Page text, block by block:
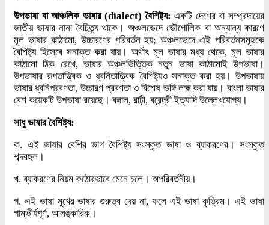
উপভাষা বা আঞ্চলিক ভাষার (dialect) বৈশিষ্ট্য: একটি দেশের বা সম্প্রদায়ের
জাতীয় ভাষার নানা বৈচিত্র্য থাকে। অঞ্চলভেদে ভৌগোলিক বা অন্যান্য কারণে
মূল ভাষার কাঠামো, উচ্চারণের পরিবর্তন হয়; অঞ্চলভেদে এই পরিবর্তনসমূহকে
বৈশিষ্ট্য হিসেবে সনাক্ত করা যায়। অর্থাৎ মূল ভাষার মধ্য থেকে, মূল ভাষার
কাঠামো ঠিক রেখে, ভাষার অঞ্চলভিত্তিক নতুন ভাষা কাঠামোই উপভাষা।
উপভাষার রূপতাত্ত্বিক ও ধ্বনিতাত্ত্বিক বৈশিষ্ট্যও সনাক্ত করা হয়। উপভাষায়
ভাষার ধ্বনিপ্রবণতা, উচ্চারণ প্রবণতা ও বিশেষ ভঙ্গি লক্ষ করা যায়। বাংলা ভাষার
বেশ কয়েকটি উপভাষা রয়েছে। বঙ্গাল, রাঢ়ী, বরেন্দ্রী ইত্যাদি উল্লেখযোগ্য।
সাধু ভাষার বৈশিষ্ট্য:
ক. এই ভাষার বেশির ভাগ বৈশিষ্ট্য সংস্কৃত ভাষা ও ব্যাকরণের। সংস্কৃত
শব্দবহুল।
খ. ব্যাকরণের নিয়ম কঠোরভাবে মেনে চলে। অপরিবর্তনীয়।
গ. এই ভাষা মুখের ভাষার গুরুত্ব দেয় না, ফলে এই ভাষা কৃত্রিম। এই ভাষা
গাম্ভীর্যপূর্ণ, আলঙ্কারিক।